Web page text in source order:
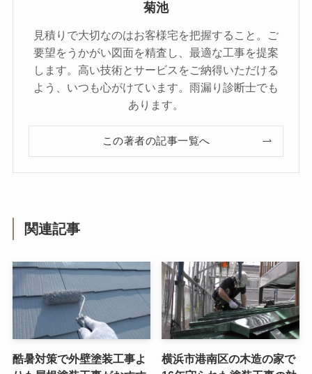
菊池
見積りで大切なのはお客様宅を把握すること。ご
要望をうかがい図面を精査し、最適な工事を提案
します。高い技術とサービスをご納得いただける
よう、いつも心がけています。雨漏り診断士でも
あります。
この著者の記事一覧へ
関連記事
酷暑対策で外壁塗装工事よ
横浜市港南区の木造の家で